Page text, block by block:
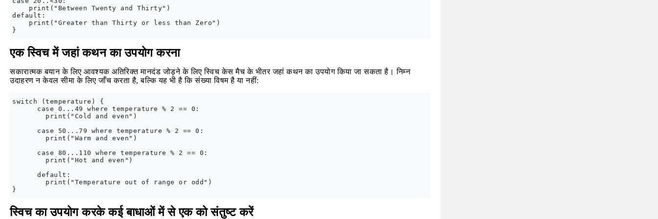
    print("Between Twenty and Thirty")
default:
    print("Greater than Thirty or less than Zero")
एक स्विच में जहां कथन का उपयोग करना
सकारात्मक बयान के लिए आवश्यक अतिरिक्त मानदंड जोड़ने के लिए स्विच केस मैच के भीतर जहां कथन का उपयोग किया जा सकता है। निम्न
उदाहरण न केवल सीमा के लिए जाँच करता है, बल्कि यह भी है कि संख्या विषम है या नहीं:
switch (temperature) {
      case 0...49 where temperature % 2 == 0:
        print("Cold and even")
      case 50...79 where temperature % 2 == 0:
        print("Warm and even")
      case 80...110 where temperature % 2 == 0:
        print("Hot and even")
      default:
        print("Temperature out of range or odd")
स्विच का उपयोग करके कई बाधाओं में से एक को संतुष्ट करें